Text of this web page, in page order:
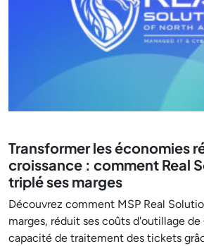
Transformer les économies
croissance : comment Real
triplé ses marges
Découvrez comment MSP Real
marges, réduit ses coûts d'outillage
capacité de traitement des tickets